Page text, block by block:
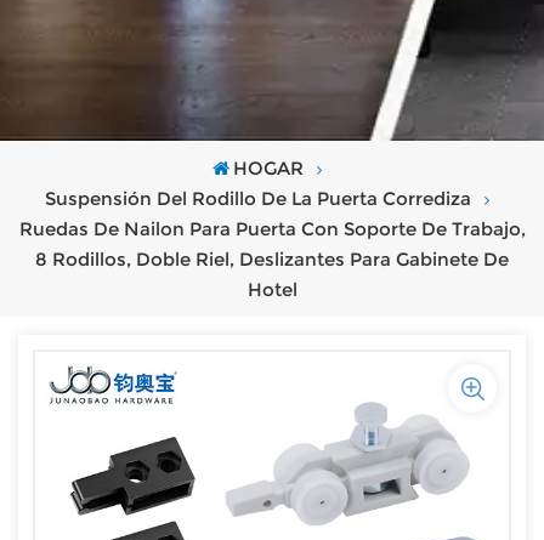
HOGAR
Suspensión Del Rodillo De La Puerta Corrediza
Ruedas De Nailon Para Puerta Con Soporte De Trabajo,
8 Rodillos, Doble Riel, Deslizantes Para Gabinete De
Hotel